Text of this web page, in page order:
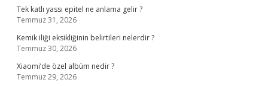
Tek katlı yassı epitel ne anlama gelir ?
Temmuz 31, 2026
Kemik iliği eksikliğinin belirtileri nelerdir ?
Temmuz 30, 2026
Xiaomi’de özel albüm nedir ?
Temmuz 29, 2026